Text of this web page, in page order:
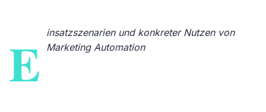
E insatzszenarien und konkreter Nutzen von
Marketing Automation